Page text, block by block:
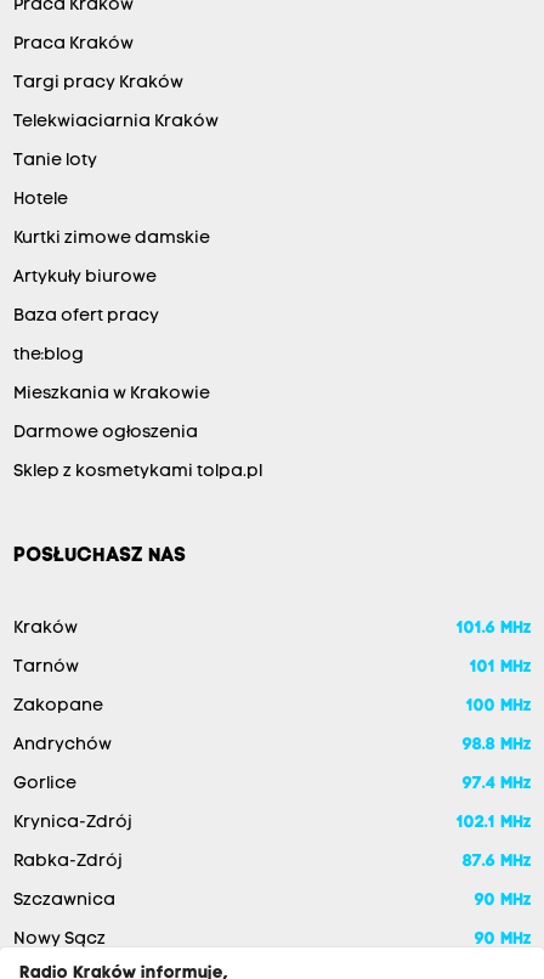
Praca Kraków
Praca Kraków
Targi pracy Kraków
Telekwiaciarnia Kraków
Tanie loty
Hotele
Kurtki zimowe damskie
Artykuły biurowe
Baza ofert pracy
the:blog
Mieszkania w Krakowie
Darmowe ogłoszenia
Sklep z kosmetykami tolpa.pl
POSŁUCHASZ NAS
Kraków 101.6 MHz
Tarnów 101 MHz
Zakopane 100 MHz
Andrychów 98.8 MHz
Gorlice 97.4 MHz
Krynica-Zdrój 102.1 MHz
Rabka-Zdrój 87.6 MHz
Szczawnica 90 MHz
Nowy Sącz
90 MHz
Radio Kraków informuje,